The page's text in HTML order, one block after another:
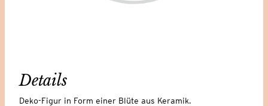
Details
Deko-Figur in Form einer Blüte aus Keramik.